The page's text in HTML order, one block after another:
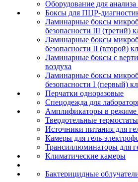
Оборудование для анализа
Боксы для ПЦР-
Ламинарные боксы
безопасности III (третий)
Ламинарные боксы
безопасности II (второй)
Ламинарные боксы с
воздуха
Ламинарные боксы
безопасности I (первый)
Перчатки одноразовые
Спецодежда для
Амплификаторы в режиме
Твердотельные термостаты
Источники питания для
Камеры для гель-
Трансиллюминаторы для
Климатические камеры
Бактерицидные